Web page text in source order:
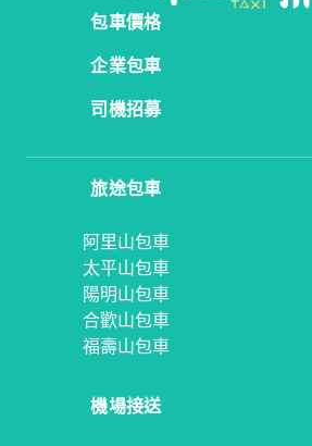
包車價格
企業包車
司機招募
旅途包車
阿里山包車
太平山包車
陽明山包車
合歡山包車
福壽山包車
機場接送